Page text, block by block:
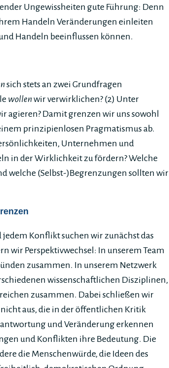
Ungewissheiten gute Führung: Denn
Handeln Veränderungen einleiten
Handeln beeinflussen können.
sich stets an zwei Grundfragen
wollenwir verwirklichen? (2) Unter
agieren? Damit grenzen wir uns sowohl
prinzipienlosen Pragmatismus ab.
Unternehmen und
in der Wirklichkeit zu fördern? Welche
welche (Selbst-)Begrenzungen sollten wir
Konflikt suchen wir zunächst das
wir Perspektivwechsel: In unserem Team
zusammen. In unserem Netzwerk
wissenschaftlichen Disziplinen,
zusammen. Dabei schließen wir
aus, die in der öffentlichen Kritik
und Veränderung erkennen
und Konflikten ihre Bedeutung. Die
die Menschenwürde, die Ideen des